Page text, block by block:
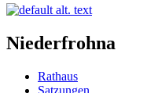
Niederfrohna
Rathaus